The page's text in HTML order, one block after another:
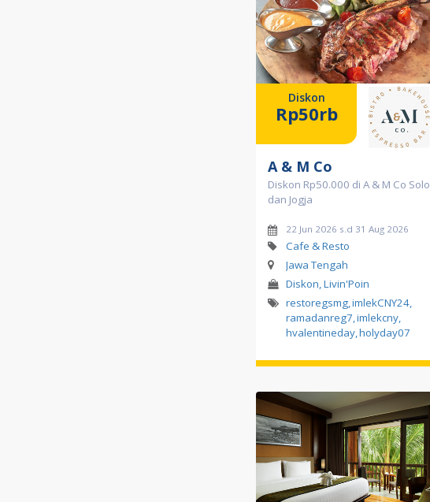
Diskon
Rp50rb
A & M Co
Diskon Rp50.000 di A & M Co Solo
dan Jogja
22 Jun 2026 s.d 31 Aug 2026
Cafe & Resto
Jawa Tengah
Diskon, Livin'Poin
restoregsmg,imlekCNY24,
ramadanreg7,imlekcny,
hvalentineday,holyday07